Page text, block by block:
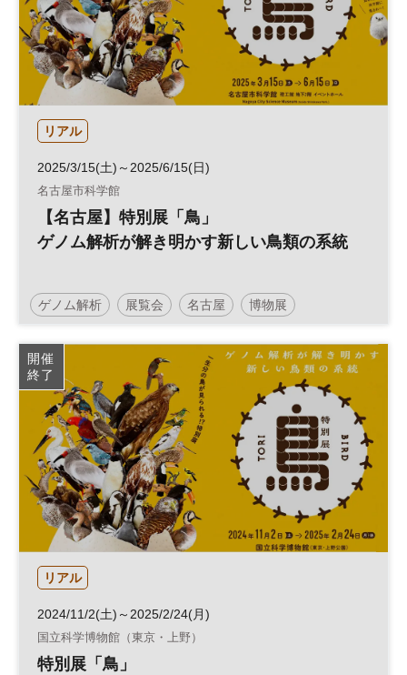
リアル
2025/3/15(土)～2025/6/15(日)
名古屋市科学館
【名古屋】特別展「鳥」
ゲノム解析が解き明かす新しい鳥類の系統
ゲノム解析 展覧会 名古屋 博物展
開催
終了
リアル
2024/11/2(土)～2025/2/24(月)
国立科学博物館（東京・上野）
特別展「鳥」